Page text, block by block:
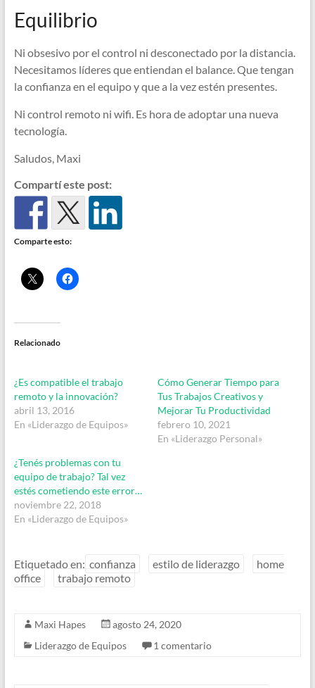
Equilibrio
Ni obsesivo por el control ni desconectado por la distancia.
Necesitamos líderes que entiendan el balance. Que tengan
la confianza en el equipo y que a la vez estén presentes.
Ni control remoto ni wifi. Es hora de adoptar una nueva
tecnología.
Saludos, Maxi
Compartí este post:
Comparte esto:
Relacionado
¿Es compatible el trabajo
remoto y la innovación?
abril 13, 2016
En «Liderazgo de Equipos»
Cómo Generar Tiempo para
Tus Trabajos Creativos y
Mejorar Tu Productividad
febrero 10, 2021
En «Liderazgo Personal»
¿Tenés problemas con tu
equipo de trabajo? Tal vez
estés cometiendo este error…
noviembre 22, 2018
En «Liderazgo de Equipos»
Etiquetado en: confianza estilo de liderazgo
home
office
trabajo remoto
Maxi Hapes
agosto 24, 2020
Liderazgo de Equipos
1 comentario